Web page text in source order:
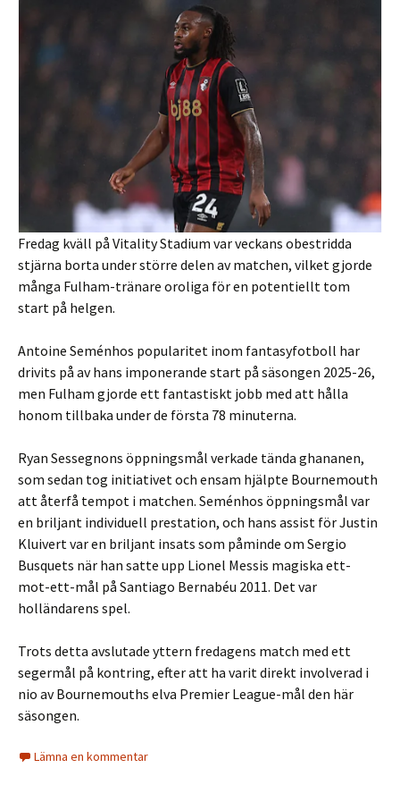
Fredag ​​kväll på Vitality Stadium var veckans obestridda
stjärna borta under större delen av matchen, vilket gjorde
många Fulham-tränare oroliga för en potentiellt tom
start på helgen.
Antoine Seménhos popularitet inom fantasyfotboll har
drivits på av hans imponerande start på säsongen 2025-26,
men Fulham gjorde ett fantastiskt jobb med att hålla
honom tillbaka under de första 78 minuterna.
Ryan Sessegnons öppningsmål verkade tända ghananen,
som sedan tog initiativet och ensam hjälpte Bournemouth
att återfå tempot i matchen. Seménhos öppningsmål var
en briljant individuell prestation, och hans assist för Justin
Kluivert var en briljant insats som påminde om Sergio
Busquets när han satte upp Lionel Messis magiska ett-
mot-ett-mål på Santiago Bernabéu 2011. Det var
holländarens spel.
Trots detta avslutade yttern fredagens match med ett
segermål på kontring, efter att ha varit direkt involverad i
nio av Bournemouths elva Premier League-mål den här
säsongen.
Lämna en kommentar